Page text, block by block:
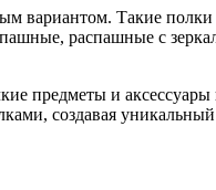
вариантом. Такие
распашные с
предметы и аксессуары
создавая